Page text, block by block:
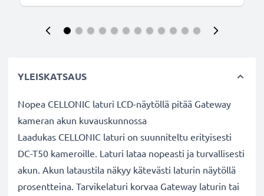
YLEISKATSAUS
Nopea CELLONIC laturi LCD-näytöllä pitää Gateway
kameran akun kuvauskunnossa
Laadukas CELLONIC laturi on suunniteltu erityisesti
DC-T50 kameroille. Laturi lataa nopeasti ja turvallisesti
akun. Akun lataustila näkyy kätevästi laturin näytöllä
prosentteina. Tarvikelaturi korvaa Gateway laturin tai